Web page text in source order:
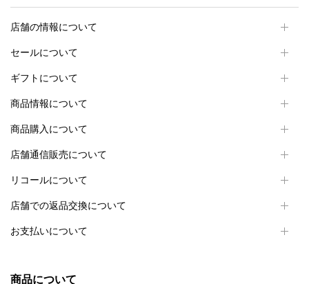
店舗の情報について
セールについて
ギフトについて
商品情報について
商品購入について
店舗通信販売について
リコールについて
店舗での返品交換について
お支払いについて
商品について